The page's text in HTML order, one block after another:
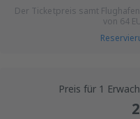
Der Ticketpreis samt
von 64
Preis für 1